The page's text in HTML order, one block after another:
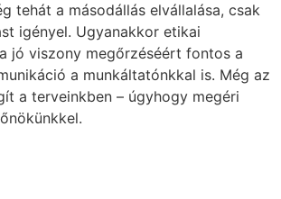
tehát a másodállás elvállalása, csak
igényel. Ugyanakkor etikai
jó viszony megőrzéséért fontos a
a munkáltatónkkal is. Még az
a terveinkben – úgyhogy megéri